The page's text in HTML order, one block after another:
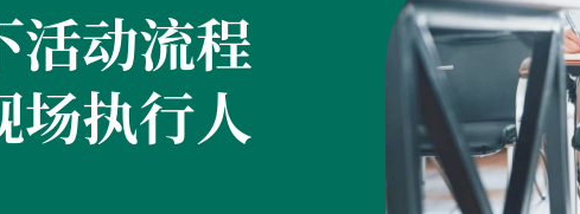
活动流程
场执行人